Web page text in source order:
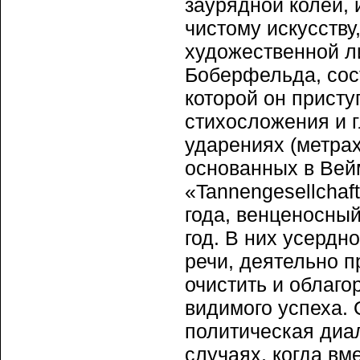
заурядной колеи,
чистому
художественной
Боберфельда,
которой он
стихосложения и
ударениях
основанных в
года,
год. В них
речи, деятельно
очистить и
видимого
политическая
случаях, когда